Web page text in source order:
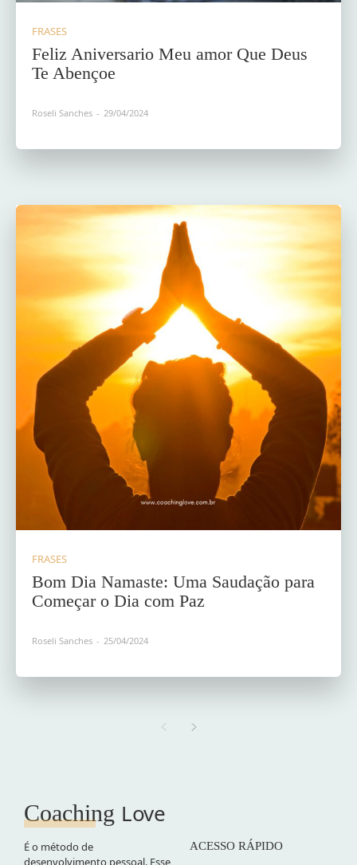
FRASES
Feliz Aniversario Meu amor Que Deus
Te Abençoe
Roseli Sanches - 29/04/2024
FRASES
Bom Dia Namaste: Uma Saudação para
Começar o Dia com Paz
Roseli Sanches - 25/04/2024
Coaching Love
É o método de
desenvolvimento pessoal. Esse
ACESSO RÁPIDO